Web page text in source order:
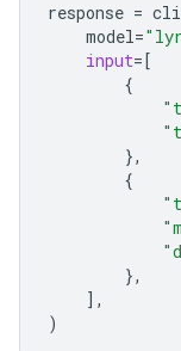
response =
model=
input=[
{
},
{
},
],
)